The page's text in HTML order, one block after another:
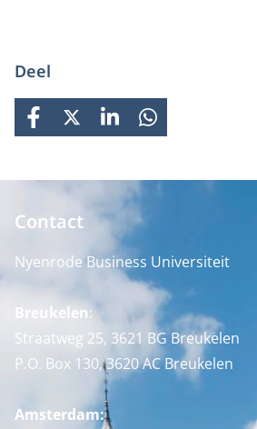
Deel
FACEBOOK
X LINKEDINWHATSAPP
Contact
Nyenrode Business Universiteit
Breukelen:
Straatweg 25, 3621 BG Breukelen
P.O. Box 130, 3620 AC Breukelen
Amsterdam: